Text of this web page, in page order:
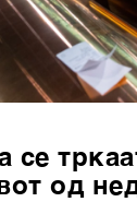
од